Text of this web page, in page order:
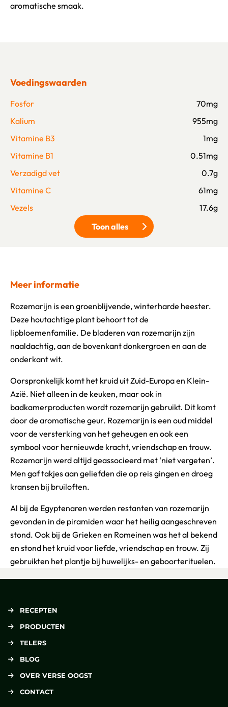
aromatische smaak.
Voedingswaarden
Fosfor
70mg
Kalium
955mg
Vitamine B3
1mg
Vitamine B1
0.51mg
Verzadigd vet
0.7g
Vitamine C
61mg
Vezels
17.6g
Toon alles
Klik om meer
Meer informatie
Rozemarijn is een groenblijvende, winterharde heester.
Deze houtachtige plant behoort tot de
lipbloemenfamilie. De bladeren van rozemarijn zijn
naaldachtig, aan de bovenkant donkergroen en aan de
onderkant wit.
Oorspronkelijk komt het kruid uit Zuid-Europa en Klein-
Azië. Niet alleen in de keuken, maar ook in
badkamerproducten wordt rozemarijn gebruikt. Dit komt
door de aromatische geur. Rozemarijn is een oud middel
voor de versterking van het geheugen en ook een
symbool voor hernieuwde kracht, vriendschap en trouw.
Rozemarijn werd altijd geassocieerd met ‘niet vergeten’.
Men gaf takjes aan geliefden die op reis gingen en droeg
kransen bij bruiloften.
Al bij de Egyptenaren werden restanten van rozemarijn
gevonden in de piramiden waar het heilig aangeschreven
stond. Ook bij de Grieken en Romeinen was het al bekend
en stond het kruid voor liefde, vriendschap en trouw. Zij
gebruikten het plantje bij huwelijks- en geboorterituelen.
RECEPTEN
PRODUCTEN
TELERS
BLOG
OVER VERSE OOGST
CONTACT